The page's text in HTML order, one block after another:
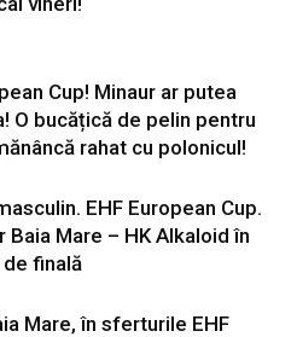
Cup! Minaur ar putea
O bucățică de pelin pentru
rahat cu polonicul!
EHF European Cup.
Baia Mare – HK Alkaloid în
finală
Mare, în sferturile EHF